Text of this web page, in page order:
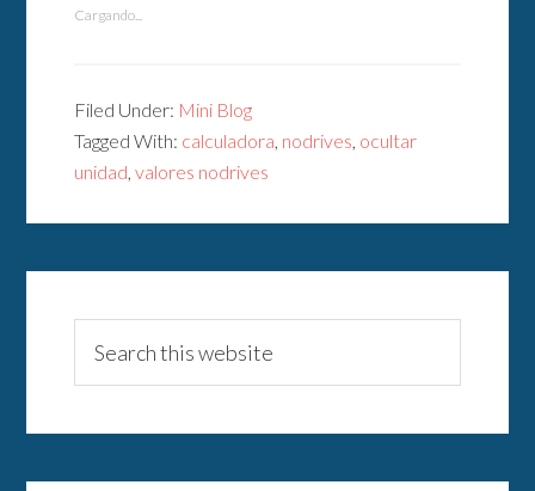
Cargando...
Filed Under: Mini Blog
Tagged With: calculadora, nodrives, ocultar
unidad,valores nodrives